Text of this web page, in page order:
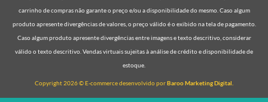
carrinho de compras não garante o preço e/ou a disponibilidade do mesmo. Caso algum
produto apresente divergências de valores, o preço válido é o exibido na tela de pagamento.
Caso algum produto apresente divergências entre imagens e texto descritivo, considerar
válido o texto descritivo. Vendas virtuais sujeitas à análise de crédito e disponibilidade de
estoque.
Copyright 2026 © E-commerce desenvolvido porBaroo Marketing Digital.